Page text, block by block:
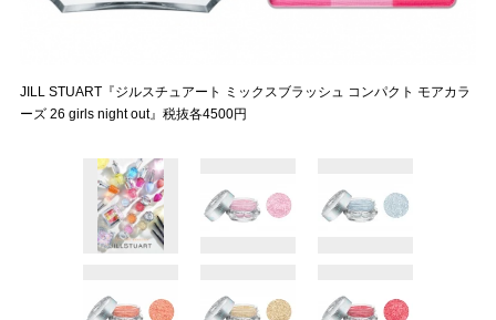
JILL STUART『ジルスチュアート ミックスブラッシュ コンパクト モアカラ
ーズ 26 girls night out』税抜各4500円